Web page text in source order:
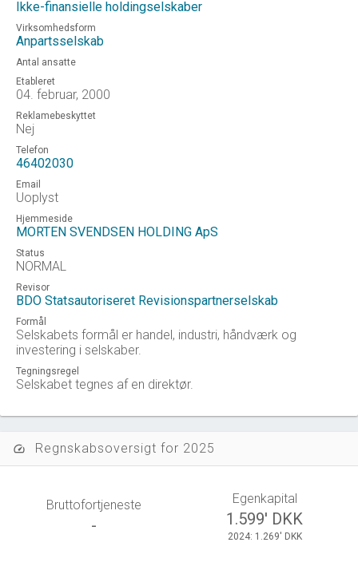
Ikke-finansielle holdingselskaber
Virksomhedsform
Anpartsselskab
Antal ansatte
Etableret
04. februar, 2000
Reklamebeskyttet
Nej
Telefon
46402030
Email
Uoplyst
Hjemmeside
MORTEN SVENDSEN HOLDING ApS
Status
NORMAL
Revisor
BDO Statsautoriseret Revisionspartnerselskab
Formål
Selskabets formål er handel, industri, håndværk og
investering i selskaber.
Tegningsregel
Selskabet tegnes af en direktør.
speed Regnskabsoversigt for 2025
Bruttofortjeneste
-
Egenkapital
1.599' DKK
2024: 1.269' DKK